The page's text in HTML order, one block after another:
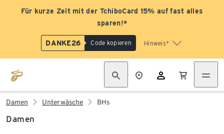
Für kurze Zeit mit der TchiboCard 15% auf fast alles
sparen!*
DANKE26 Code kopieren Hinweis*
Damen Unterwäsche BHs
Damen